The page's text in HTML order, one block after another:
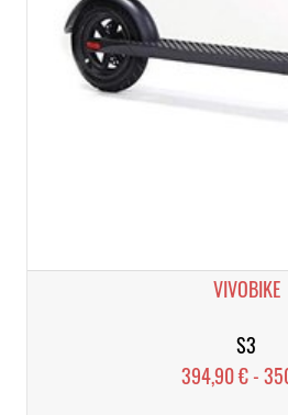
VIVOBIKE
S3
394,90 € -